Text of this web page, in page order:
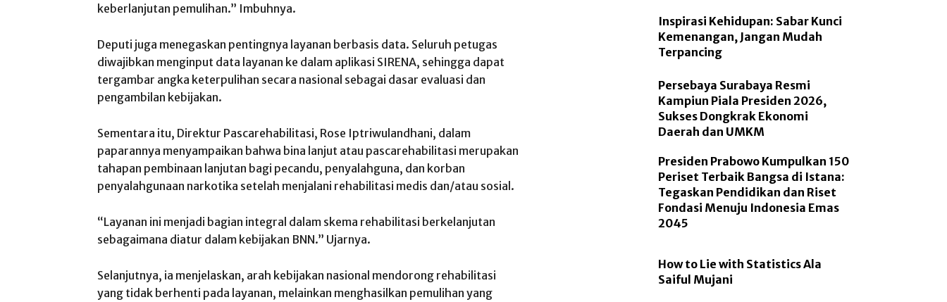
keberlanjutan pemulihan.” Imbuhnya.
Deputi juga menegaskan pentingnya layanan berbasis data. Seluruh petugas
diwajibkan menginput data layanan ke dalam aplikasi SIRENA, sehingga dapat
tergambar angka keterpulihan secara nasional sebagai dasar evaluasi dan
pengambilan kebijakan.
Sementara itu, Direktur Pascarehabilitasi, Rose Iptriwulandhani, dalam
paparannya menyampaikan bahwa bina lanjut atau pascarehabilitasi merupakan
tahapan pembinaan lanjutan bagi pecandu, penyalahguna, dan korban
penyalahgunaan narkotika setelah menjalani rehabilitasi medis dan/atau sosial.
“Layanan ini menjadi bagian integral dalam skema rehabilitasi berkelanjutan
sebagaimana diatur dalam kebijakan BNN.” Ujarnya.
Selanjutnya, ia menjelaskan, arah kebijakan nasional mendorong rehabilitasi
yang tidak berhenti pada layanan, melainkan menghasilkan pemulihan yang
Inspirasi Kehidupan: Sabar Kunci
Kemenangan, Jangan Mudah
Terpancing
Persebaya Surabaya Resmi
Kampiun Piala Presiden 2026,
Sukses Dongkrak Ekonomi
Daerah dan UMKM
Presiden Prabowo Kumpulkan 150
Periset Terbaik Bangsa di Istana:
Tegaskan Pendidikan dan Riset
Fondasi Menuju Indonesia Emas
2045
How to Lie with Statistics Ala
Saiful Mujani